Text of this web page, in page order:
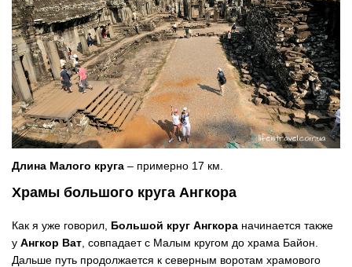
Длина Малого круга – примерно 17 км.
Храмы большого круга Ангкора
Как я уже говорил, Большой круг Ангкора начинается также
у Ангкор Ват , совпадает с Малым кругом до храма Байон.
Дальше путь продолжается к северным воротам храмового